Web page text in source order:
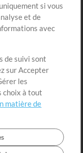
si vous
et de
avec
de suivi sont
sur Accepter
les
choix à tout
matière de